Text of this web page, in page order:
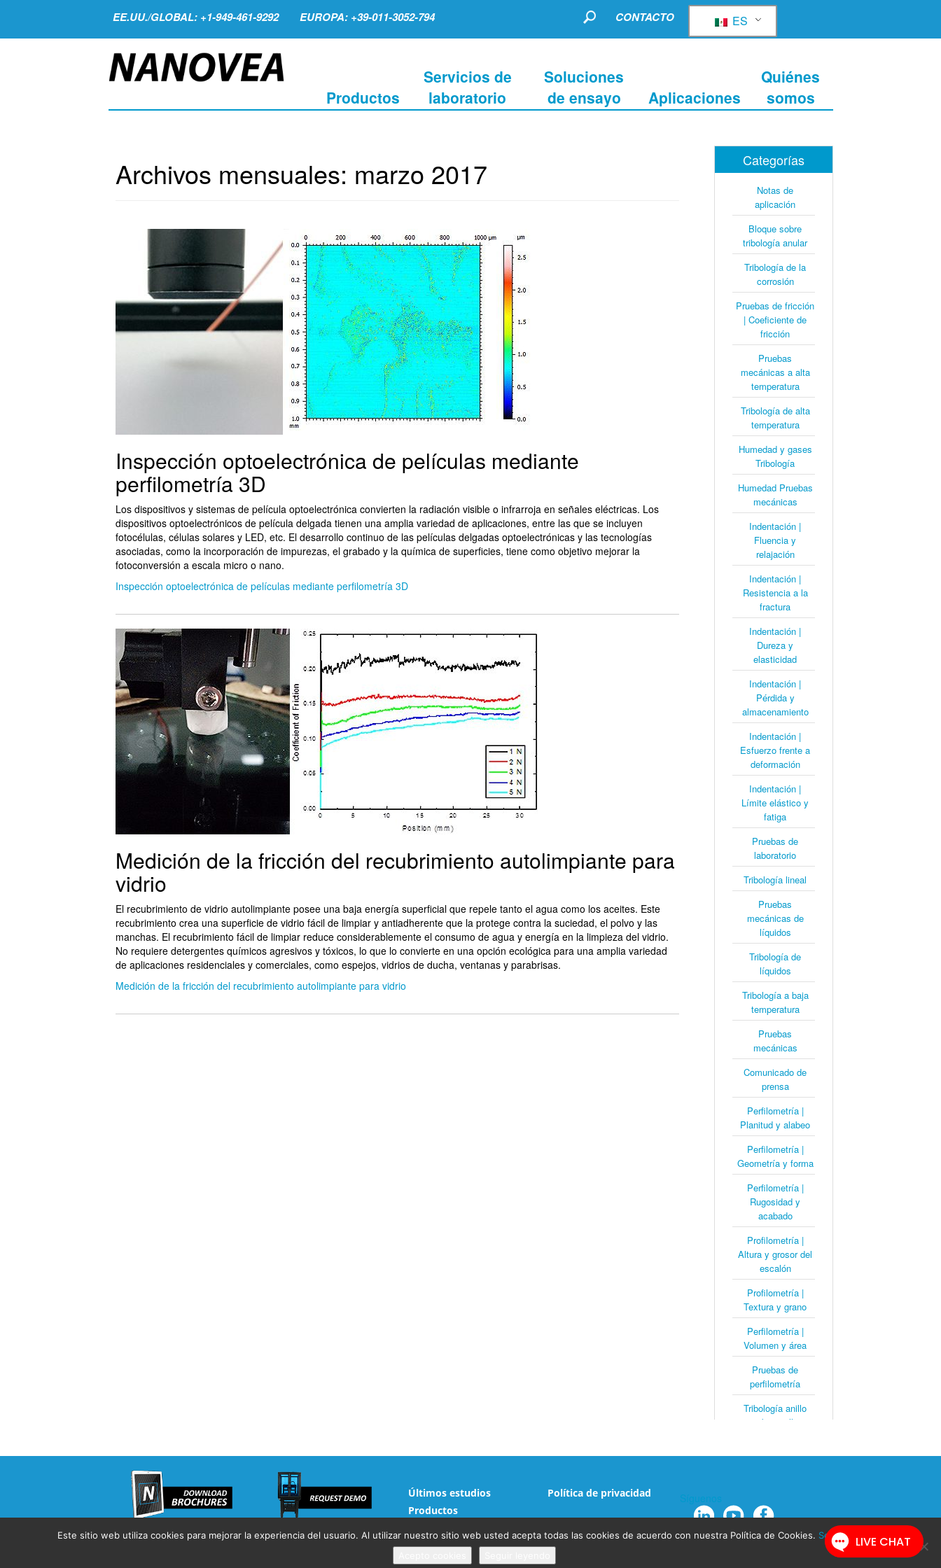
EE.UU./GLOBAL: +1-949-461-9292 EUROPA: +39-011-3052-794 ES
CONTACTO
Productos
Servicios de
laboratorio
Soluciones
de ensayo
Aplicaciones
Quiénes
somos
Archivos mensuales: marzo 2017
Inspección optoelectrónica de películas mediante
perfilometría 3D
Los dispositivos y sistemas de película optoelectrónica convierten la radiación visible o infrarroja en señales eléctricas. Los
dispositivos optoelectrónicos de película delgada tienen una amplia variedad de aplicaciones, entre las que se incluyen
fotocélulas, células solares y LED, etc. El desarrollo continuo de las películas delgadas optoelectrónicas y las tecnologías
asociadas, como la incorporación de impurezas, el grabado y la química de superficies, tiene como objetivo mejorar la
fotoconversión a escala micro o nano.
Inspección optoelectrónica de películas mediante perfilometría 3D
Medición de la fricción del recubrimiento autolimpiante para
vidrio
El recubrimiento de vidrio autolimpiante posee una baja energía superficial que repele tanto el agua como los aceites. Este
recubrimiento crea una superficie de vidrio fácil de limpiar y antiadherente que la protege contra la suciedad, el polvo y las
manchas. El recubrimiento fácil de limpiar reduce considerablemente el consumo de agua y energía en la limpieza del vidrio.
No requiere detergentes químicos agresivos y tóxicos, lo que lo convierte en una opción ecológica para una amplia variedad
de aplicaciones residenciales y comerciales, como espejos, vidrios de ducha, ventanas y parabrisas.
Medición de la fricción del recubrimiento autolimpiante para vidrio
Categorías
Notas de
aplicación
Bloque sobre
tribología anular
Tribología de la
corrosión
Pruebas de fricción
| Coeficiente de
fricción
Pruebas
mecánicas a alta
temperatura
Tribología de alta
temperatura
Humedad y gases
Tribología
Humedad Pruebas
mecánicas
Indentación |
Fluencia y
relajación
Indentación |
Resistencia a la
fractura
Indentación |
Dureza y
elasticidad
Indentación |
Pérdida y
almacenamiento
Indentación |
Esfuerzo frente a
deformación
Indentación |
Límite elástico y
fatiga
Pruebas de
laboratorio
Tribología lineal
Pruebas
mecánicas de
líquidos
Tribología de
líquidos
Tribología a baja
temperatura
Pruebas
mecánicas
Comunicado de
prensa
Perfilometría |
Planitud y alabeo
Perfilometría |
Geometría y forma
Perfilometría |
Rugosidad y
acabado
Profilometría |
Altura y grosor del
escalón
Profilometría |
Textura y grano
Perfilometría |
Volumen y área
Pruebas de
perfilometría
Tribología anillo
sobre anillo
adhesivo
Prueba del rasguño
Últimos estudios
Productos
Política de privacidad Síguenos
Este sitio web utiliza cookies para mejorar la experiencia del usuario. Al utilizar nuestro sitio web usted acepta todas las cookies de acuerdo con nuestra Política de Cookies. Seguir leyendo